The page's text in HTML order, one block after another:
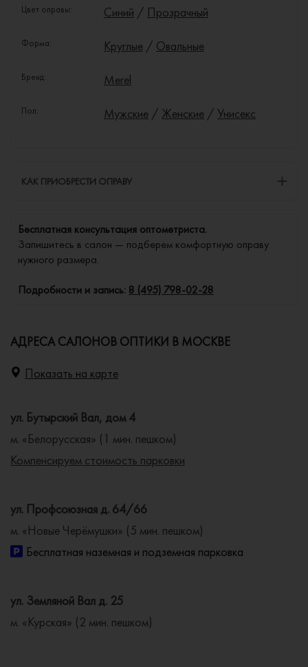
Цвет оправы: Синий / Прозрачный
Форма: Круглые / Овальные
Бренд: Merel
Пол: Мужские / Женские / Унисекс
КАК ПРИОБРЕСТИ ОПРАВУ
Бесплатная консультация оптометриста.
Запишитесь в салон — подберем комфортную оправу
нужного размера.
Подробности и запись: 8 (495) 798-02-28
АДРЕСА САЛОНОВ ОПТИКИ В МОСКВЕ
Показать на карте
ул. Бутырский Вал, дом 4
м. «Белорусская» (1 мин. пешком)
Компенсируем стоимость парковки
ул. Профсоюзная д. 64/66
м. «Новые Черёмушки» (5 мин. пешком)
Бесплатная наземная и подземная парковка
ул. Земляной Вал д. 25
м. «Курская» (2 мин. пешком)